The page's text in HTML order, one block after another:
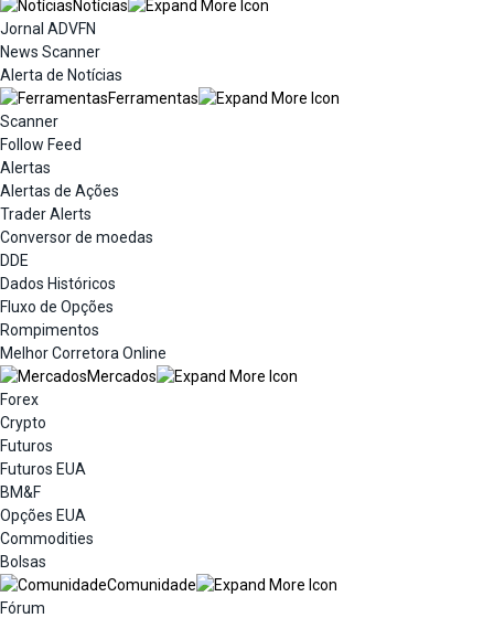
Notícias
Jornal ADVFN
News Scanner
Alerta de Notícias
Ferramentas
Scanner
Follow Feed
Alertas
Alertas de Ações
Trader Alerts
Conversor de moedas
DDE
Dados Históricos
Fluxo de Opções
Rompimentos
Melhor Corretora Online
Mercados
Forex
Crypto
Futuros
Futuros EUA
BM&F
Opções EUA
Commodities
Bolsas
Comunidade
Fórum